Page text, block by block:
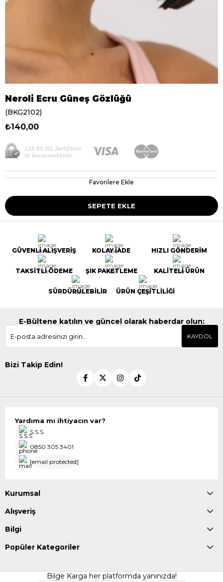
Neroli Ecru Güneş Gözlüğü
(BKG2102)
₺140,00
Favorilere Ekle
GÜVENLİ ALIŞVERİŞ KOLAY İADE HIZLI GÖNDERİM
TAKSİTLİ ÖDEME ŞIK PAKETLEME KALİTELİ ÜRÜN
SÜRDÜRÜLEBİLİR ÜRÜN ÇEŞİTLİLİĞİ
E-Bültene katılın ve güncel olarak haberdar olun:
KAYDOL
Bizi Takip Edin!
Yardıma mı ihtiyacın var?
S.S.S.
0850 305 3401
[email protected]
Kurumsal
Alışveriş
Bilgi
Popüler Kategoriler
Bilge Karga her platformda yanınızda!